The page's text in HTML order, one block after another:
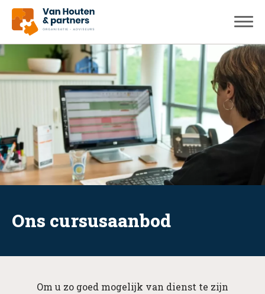
Ons cursusaanbod
Om u zo goed mogelijk van dienst te zijn